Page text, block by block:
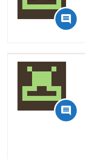

